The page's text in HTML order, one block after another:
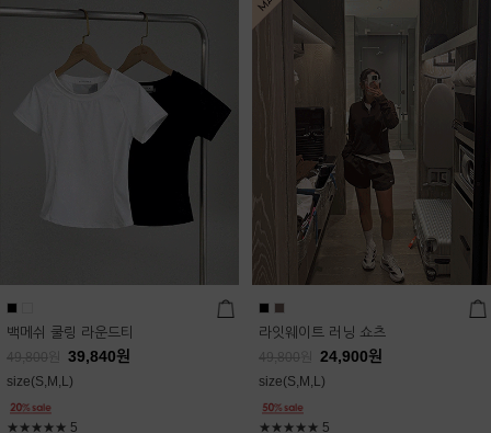
백메쉬 쿨링 라운드티
49,800 39,840원
size(S,M,L)
★★★★★ 5
라잇웨이트 러닝 쇼츠
49,800 24,900원
size(S,M,L)
★★★★★ 5